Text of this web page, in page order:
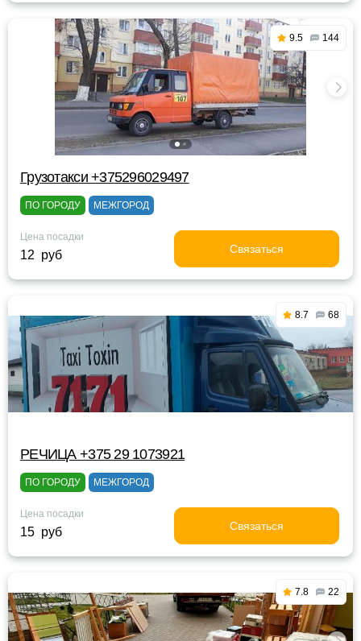
9.5 144
Грузотакси +375296029497
ПО ГОРОДУ МЕЖГОРОД
Цена посадки
12 руб Связаться
8.7 68
РЕЧИЦА +375 29 1073921
ПО ГОРОДУ МЕЖГОРОД
Цена посадки
15 руб Связаться
7.8 22